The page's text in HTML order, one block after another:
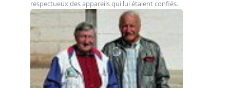
respectueux des appareils qui lui étaient confiés.